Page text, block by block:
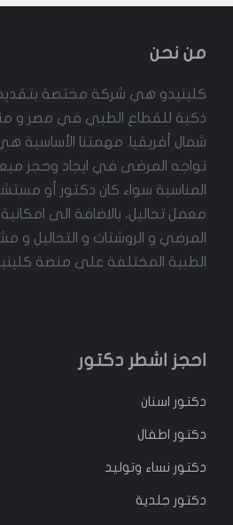
من نحن
كلينيدو هي شركة مختصة بتقديم
ذكية للقطاع الطبي في مصر و
شمال أفريقيا. مهمتنا الأساسية هي
تواجه المرضى في ايجاد وحجز ميعاد
المناسبة سواء كان دكتور أو
معمل تحاليل، بالاضافة الى امكانية
المرضي و الروشتات و التحاليل و
الطبية المختلفة على منصة كلينيدو.
احجز اشطر دكتور
دكتوراسنان
دكتوراطفال
دكتورنساء وتوليد
دكتور جلدية